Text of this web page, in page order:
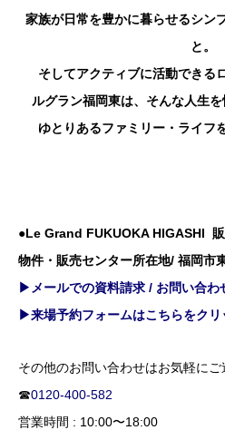
家族が日常を豊かに暮らせるシン
と。
そしてアクティブに活動できる
ルグラン福岡東は、そんな人生を
ゆとりあるファミリー・ライフ
●Le Grand FUKUOKA HIGASHI
物件・販売センター所在地/ 福岡市
▶メールでの資料請求 / お問い合わ
▶来場予約フォームはこちらをクリ
その他のお問い合わせはお気軽にご
☎0120-400-582
営業時間 : 10:00〜18:00